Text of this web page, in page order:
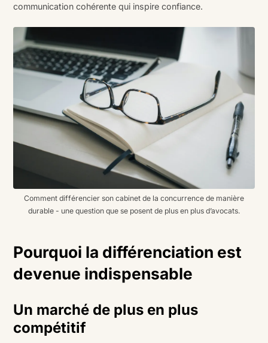
communication cohérente qui inspire confiance.
Comment différencier son cabinet de la concurrence de manière
durable - une question que se posent de plus en plus d’avocats.
Pourquoi la différenciation est
devenue indispensable
Un marché de plus en plus
compétitif